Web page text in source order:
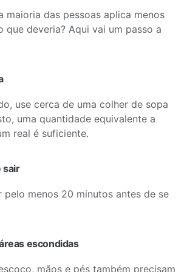
maioria das pessoas aplica menos
que deveria? Aqui vai um passo a
use cerca de uma colher de sopa
uma quantidade equivalente a
real é suficiente.
sair
pelo menos 20 minutos antes de se
escondidas
mãos e pés também precisam